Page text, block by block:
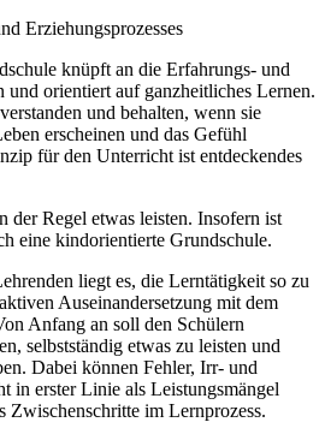
Erziehungsprozesses
knüpft an die Erfahrungs- und
und orientiert auf ganzheitliches Lernen.
und behalten, wenn sie
erscheinen und das Gefühl
für den Unterricht ist entdeckendes
Regel etwas leisten. Insofern ist
eine kindorientierte Grundschule.
liegt es, die Lerntätigkeit so zu
Auseinandersetzung mit dem
Anfang an soll den Schülern
selbstständig etwas zu leisten und
Dabei können Fehler, Irr- und
in erster Linie als Leistungsmängel
Zwischenschritte im Lernprozess.